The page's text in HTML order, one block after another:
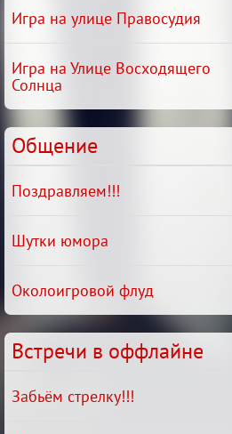
Игра на улице Правосудия
Игра на Улице Восходящего
Солнца
Общение
Поздравляем!!!
Шутки юмора
Околоигровой флуд
Встречи в оффлайне
Забьём стрелку!!!